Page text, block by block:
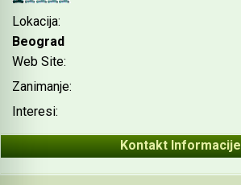
Lokacija:
Beograd
Web Site:
Zanimanje:
Interesi:
Kontakt Informacije